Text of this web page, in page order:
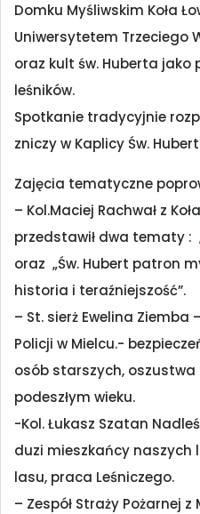
Domku Myśliwskim Koła
Uniwersytetem Trzeciego
oraz kult św. Huberta
leśników.
Spotkanie tradycyjnie
zniczy w Kaplicy Św.
Zajęcia tematyczne
– Kol.Maciej Rachwał z
przedstawił dwa tematy :
oraz „Św. Hubert patron
historia i teraźniejszość”.
– St. sierż Ewelina
Policji w Mielcu.-
osób starszych, oszustwa
podeszłym wieku.
-Kol. Łukasz Szatan
duzi mieszkańcy naszych
lasu, praca Leśniczego.
– Zespół Straży Pożarnej